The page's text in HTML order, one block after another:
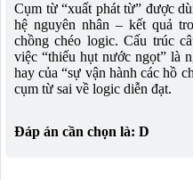
Cụm từ “xuất phát từ” được
hệ nguyên nhân – kết quả
chồng chéo logic. Cấu trúc
việc “thiếu hụt nước ngọt” là
hay của “sự vận hành các hồ
cụm từ sai về logic diễn đạt.
Đáp án cần chọn là: D